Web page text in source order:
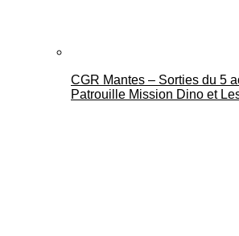
Mantes Actu
CGR Mantes – Sorties du 5
Patrouille Mission Dino et